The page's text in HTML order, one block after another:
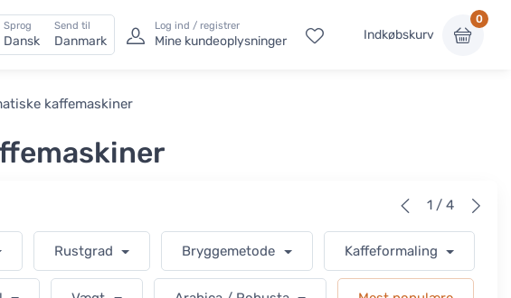
Sprog
Dansk
Send til
Danmark
Log ind / registrer
Mine kundeoplysninger Indkøbskurv
0
kaffemaskiner
1 / 4
Rustgrad Bryggemetode Kaffeformaling